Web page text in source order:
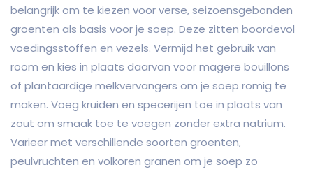
belangrijk om te kiezen voor verse, seizoensgebonden
groenten als basis voor je soep. Deze zitten boordevol
voedingsstoffen en vezels. Vermijd het gebruik van
room en kies in plaats daarvan voor magere bouillons
of plantaardige melkvervangers om je soep romig te
maken. Voeg kruiden en specerijen toe in plaats van
zout om smaak toe te voegen zonder extra natrium.
Varieer met verschillende soorten groenten,
peulvruchten en volkoren granen om je soep zo